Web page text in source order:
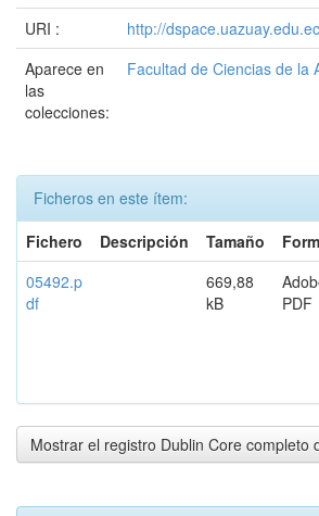
URI :
http://
Aparece en
las
colecciones:
Facultad de Ciencias de la
Ficheros en este ítem:
Fichero
Descripción Tamaño
05492.p
df
669,88
kB
PDF
Mostrar el registro Dublin Core completo